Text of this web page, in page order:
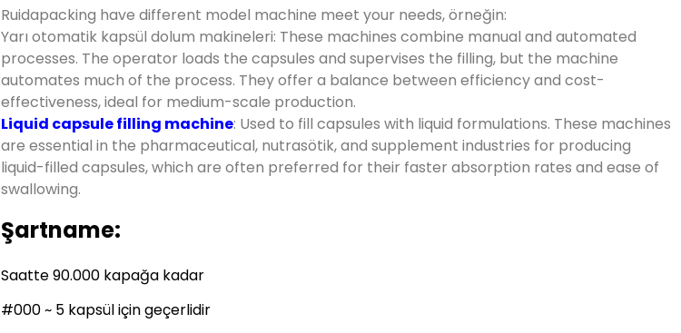
Ruidapacking have different model machine meet your needs, örneğin:
Yarı otomatik kapsül dolum makineleri: These machines combine manual and automated
processes. The operator loads the capsules and supervises the filling, but the machine
automates much of the process. They offer a balance between efficiency and cost-
effectiveness,ideal for medium-scale production.
Liquid capsule filling machine: Used to fill capsules with liquid formulations. These machines
are essential in the pharmaceutical, nutrasötik,and supplement industries for producing
liquid-filled capsules,which are often preferred for their faster absorption rates and ease of
swallowing.
Şartname:
Saatte 90.000 kapağa kadar
#000 ~ 5 kapsül için geçerlidir